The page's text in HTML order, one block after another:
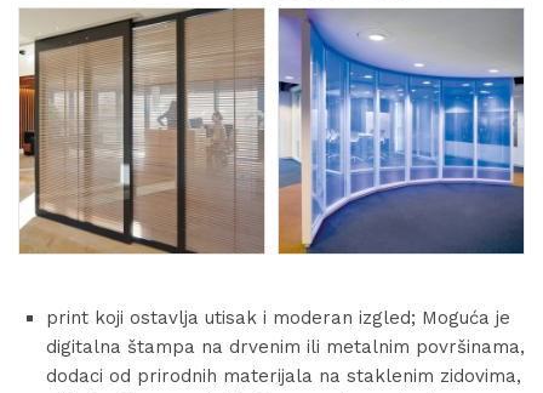
print koji ostavlja utisak i moderan izgled; Moguća je
digitalna štampa na drvenim ili metalnim površinama,
dodaci od prirodnih materijala na staklenim zidovima,